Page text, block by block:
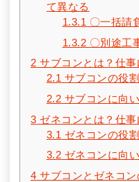
て異なる
1.3.1 〇一括請
1.3.2 〇別途工
2 サブコンとは？仕
2.1 サブコンの役
2.2 サブコンに向
3 ゼネコンとは？仕
3.1 ゼネコンの役
3.2 ゼネコンに向
4 サブコンとゼネコ